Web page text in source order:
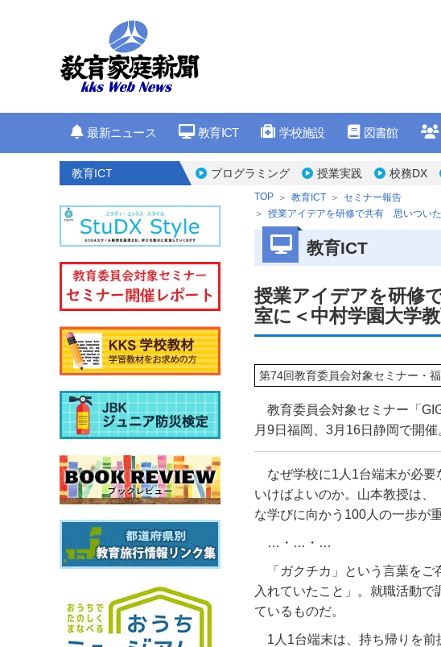
最新ニュース 教育ICT 学校施設 図書館
教育ICT プログラミング 授業実践 校務DX
TOP 教育ICT
セミナー報告
授業アイデアを研修で共有 思いつい
教育ICT
授業アイデアを研修
室に＜中村学園大学
第74回教育委員会対象セミナー・
教育委員会対象セミナー「
月9日福岡、3月16日静岡で開
なぜ学校に1 人 1台端末が必要
いけばよいのか。山本教授は、
な学びに向かう 100 人の一歩が
…・…・…
「ガクチカ」という言葉を
入れていたこと」。就職活動
ているものだ。
1 人 1台端末は、持ち帰りを